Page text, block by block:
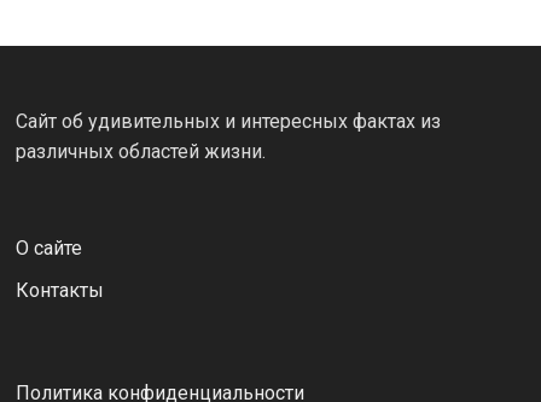
Сайт об удивительных и интересных фактах из
различных областей жизни.
О сайте
Контакты
Политика конфиденциальности